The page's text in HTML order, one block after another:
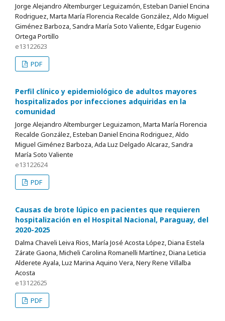
Jorge Alejandro Altemburger Leguizamón, Esteban Daniel Encina
Rodriguez, Marta María Florencia Recalde González, Aldo Miguel
Giménez Barboza, Sandra María Soto Valiente, Edgar Eugenio
Ortega Portillo
e13122623
PDF
Perfil clínico y epidemiológico de adultos mayores
hospitalizados por infecciones adquiridas en la
comunidad
Jorge Alejandro Altemburger Leguizamon, Marta María Florencia
Recalde González, Esteban Daniel Encina Rodriguez, Aldo
Miguel Giménez Barboza, Ada Luz Delgado Alcaraz, Sandra
María Soto Valiente
e13122624
PDF
Causas de brote lúpico en pacientes que requieren
hospitalización en el Hospital Nacional, Paraguay, del
2020-2025
Dalma Chaveli Leiva Rios, María José Acosta López, Diana Estela
Zárate Gaona, Micheli Carolina Romanelli Martínez, Diana Leticia
Alderete Ayala, Luz Marina Aquino Vera, Nery Rene Villalba
Acosta
e13122625
PDF